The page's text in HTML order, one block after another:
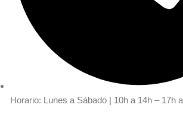
Horario: Lunes a Sábado | 10h a 14h – 17h